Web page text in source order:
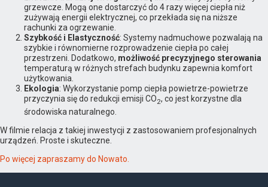
grzewcze. Mogą one dostarczyć do 4 razy więcej ciepła niż
zużywają energii elektrycznej, co przekłada się na niższe
rachunki za ogrzewanie.
Szybkość i Elastyczność: Systemy nadmuchowe pozwalają na
szybkie i równomierne rozprowadzenie ciepła po całej
przestrzeni. Dodatkowo, możliwość precyzyjnego sterowania
temperaturą w różnych strefach budynku zapewnia komfort
użytkowania.
Ekologia: Wykorzystanie pomp ciepła powietrze-powietrze
przyczynia się do redukcji emisji CO2, co jest korzystne dla
środowiska naturalnego.
W filmie relacja z takiej inwestycji z zastosowaniem profesjonalnych
urządzeń. Proste i skuteczne.
Po więcej zapraszamy do Nowato.